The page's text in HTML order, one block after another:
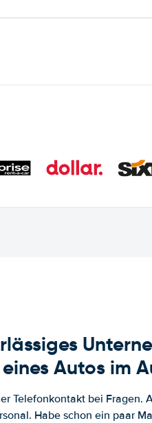
Autos im
Telefonkontakt bei Fragen.
Habe schon ein paar